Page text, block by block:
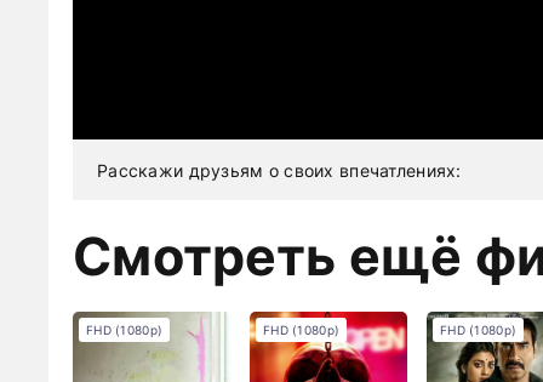
Расскажи друзьям о своих впечатлениях:
Смотреть ещё
FHD (1080p) FHD (1080p) FHD (1080p)